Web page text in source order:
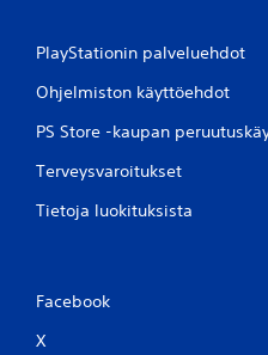
PlayStationin palveluehdot
Ohjelmiston käyttöehdot
PS Store -kaupan
Terveysvaroitukset
Tietoja luokituksista
Facebook
X